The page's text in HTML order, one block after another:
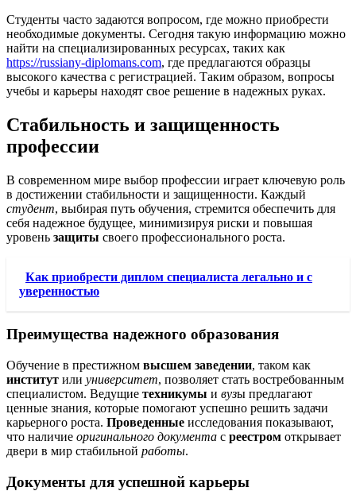
Студенты часто задаются вопросом, где можно приобрести
необходимые документы. Сегодня такую информацию можно
найти на специализированных ресурсах, таких как
https://russiany-diplomans.com, где предлагаются образцы
высокого качества с регистрацией. Таким образом, вопросы
учебы и карьеры находят свое решение в надежных руках.
Стабильность и защищенность
профессии
В современном мире выбор профессии играет ключевую роль
в достижении стабильности и защищенности. Каждый
студент, выбирая путь обучения, стремится обеспечить для
себя надежное будущее, минимизируя риски и повышая
уровень защиты своего профессионального роста.
Как приобрести диплом специалиста легально и с
уверенностью
Преимущества надежного образования
Обучение в престижном высшем заведении, таком как
институт или университет, позволяет стать востребованным
специалистом. Ведущие техникумы и вузы предлагают
ценные знания, которые помогают успешно решить задачи
карьерного роста. Проведенные исследования показывают,
что наличие оригинального документа с реестром открывает
двери в мир стабильной работы.
Документы для успешной карьеры